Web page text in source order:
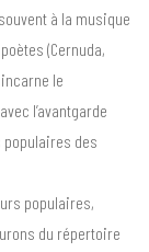
à la musique
(Cernuda,
le
l’avantgarde
des
populaires,
du répertoire